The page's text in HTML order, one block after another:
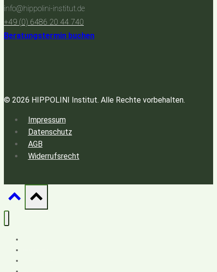
info@hippolini-institut.de
+49 (0) 6486 20 44 740
Beratungstermin buchen
© 2026 HIPPOLINI Institut. Alle Rechte vorbehalten.
Impressum
Datenschutz
AGB
Widerrufsrecht